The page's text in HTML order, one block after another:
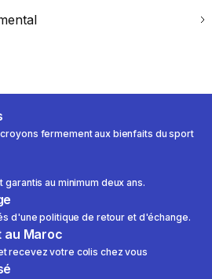
fermement aux bienfaits du sport
au minimum deux ans.
d'une politique de retour et d'échange.
au Maroc
recevez votre colis chez vous